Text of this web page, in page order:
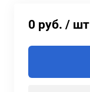
0 руб. / шт